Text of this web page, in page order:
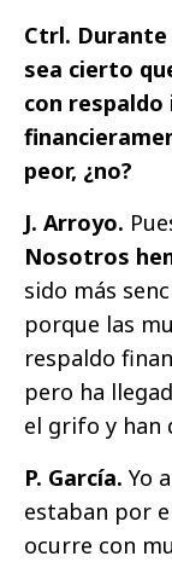
Ctrl. Durante
sea cierto
con
peor, ¿no?
J. Arroyo.
Nosotros
sido más
porque las
respaldo
pero ha
el grifo y han
P. García. Yo
estaban por
ocurre con